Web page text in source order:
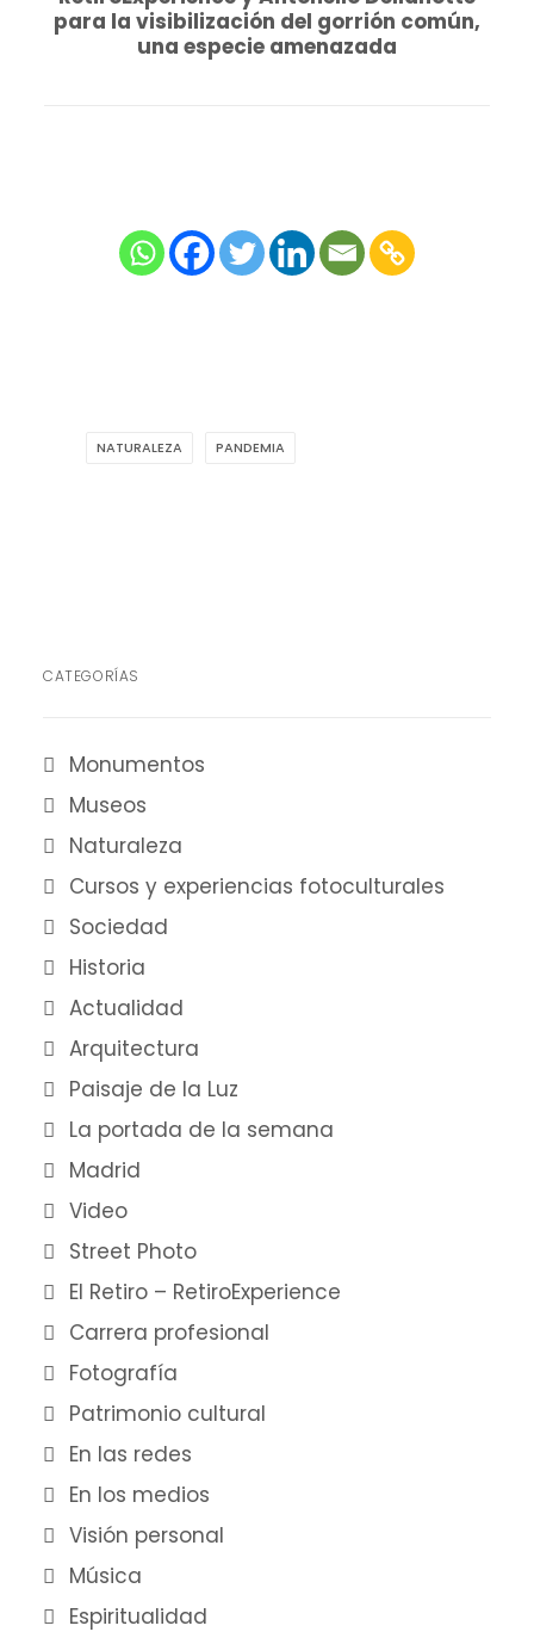
para la visibilización del gorrión común,
una especie amenazada
NATURALEZA PANDEMIA
CATEGORÍAS
Monumentos
Museos
Naturaleza
Cursos y experiencias fotoculturales
Sociedad
Historia
Actualidad
Arquitectura
Paisaje de la Luz
La portada de la semana
Madrid
Video
Street Photo
El Retiro – RetiroExperience
Carrera profesional
Fotografía
Patrimonio cultural
En las redes
En los medios
Visión personal
Música
Espiritualidad